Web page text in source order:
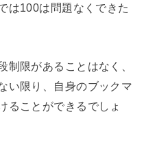
は100は問題なくできた
制限があることはなく、
い限り、自身のブックマ
ることができるでしょ